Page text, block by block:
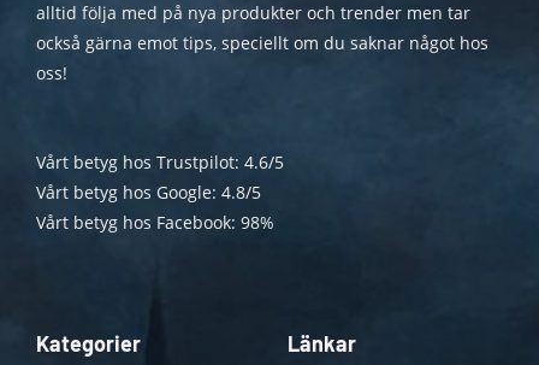
alltid följa med på nya produkter och trender men tar
också gärna emot tips, speciellt om du saknar något hos
oss!
Vårt betyg hos Trustpilot: 4.6/5
Vårt betyg hos Google: 4.8/5
Vårt betyg hos Facebook: 98%
Kategorier Länkar